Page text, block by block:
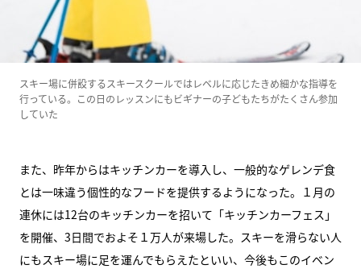
スキー場に併設するスキースクールではレベルに応じたきめ細かな指導を
行っている。この日のレッスンにもビギナーの子どもたちがたくさん参加
していた
また、昨年からはキッチンカーを導入し、一般的なゲレンデ食
とは一味違う個性的なフードを提供するようになった。１月の
連休には12台のキッチンカーを招いて「キッチンカーフェス」
を開催、3日間でおよそ１万人が来場した。スキーを滑らない人
にもスキー場に足を運んでもらえたといい、今後もこのイベン